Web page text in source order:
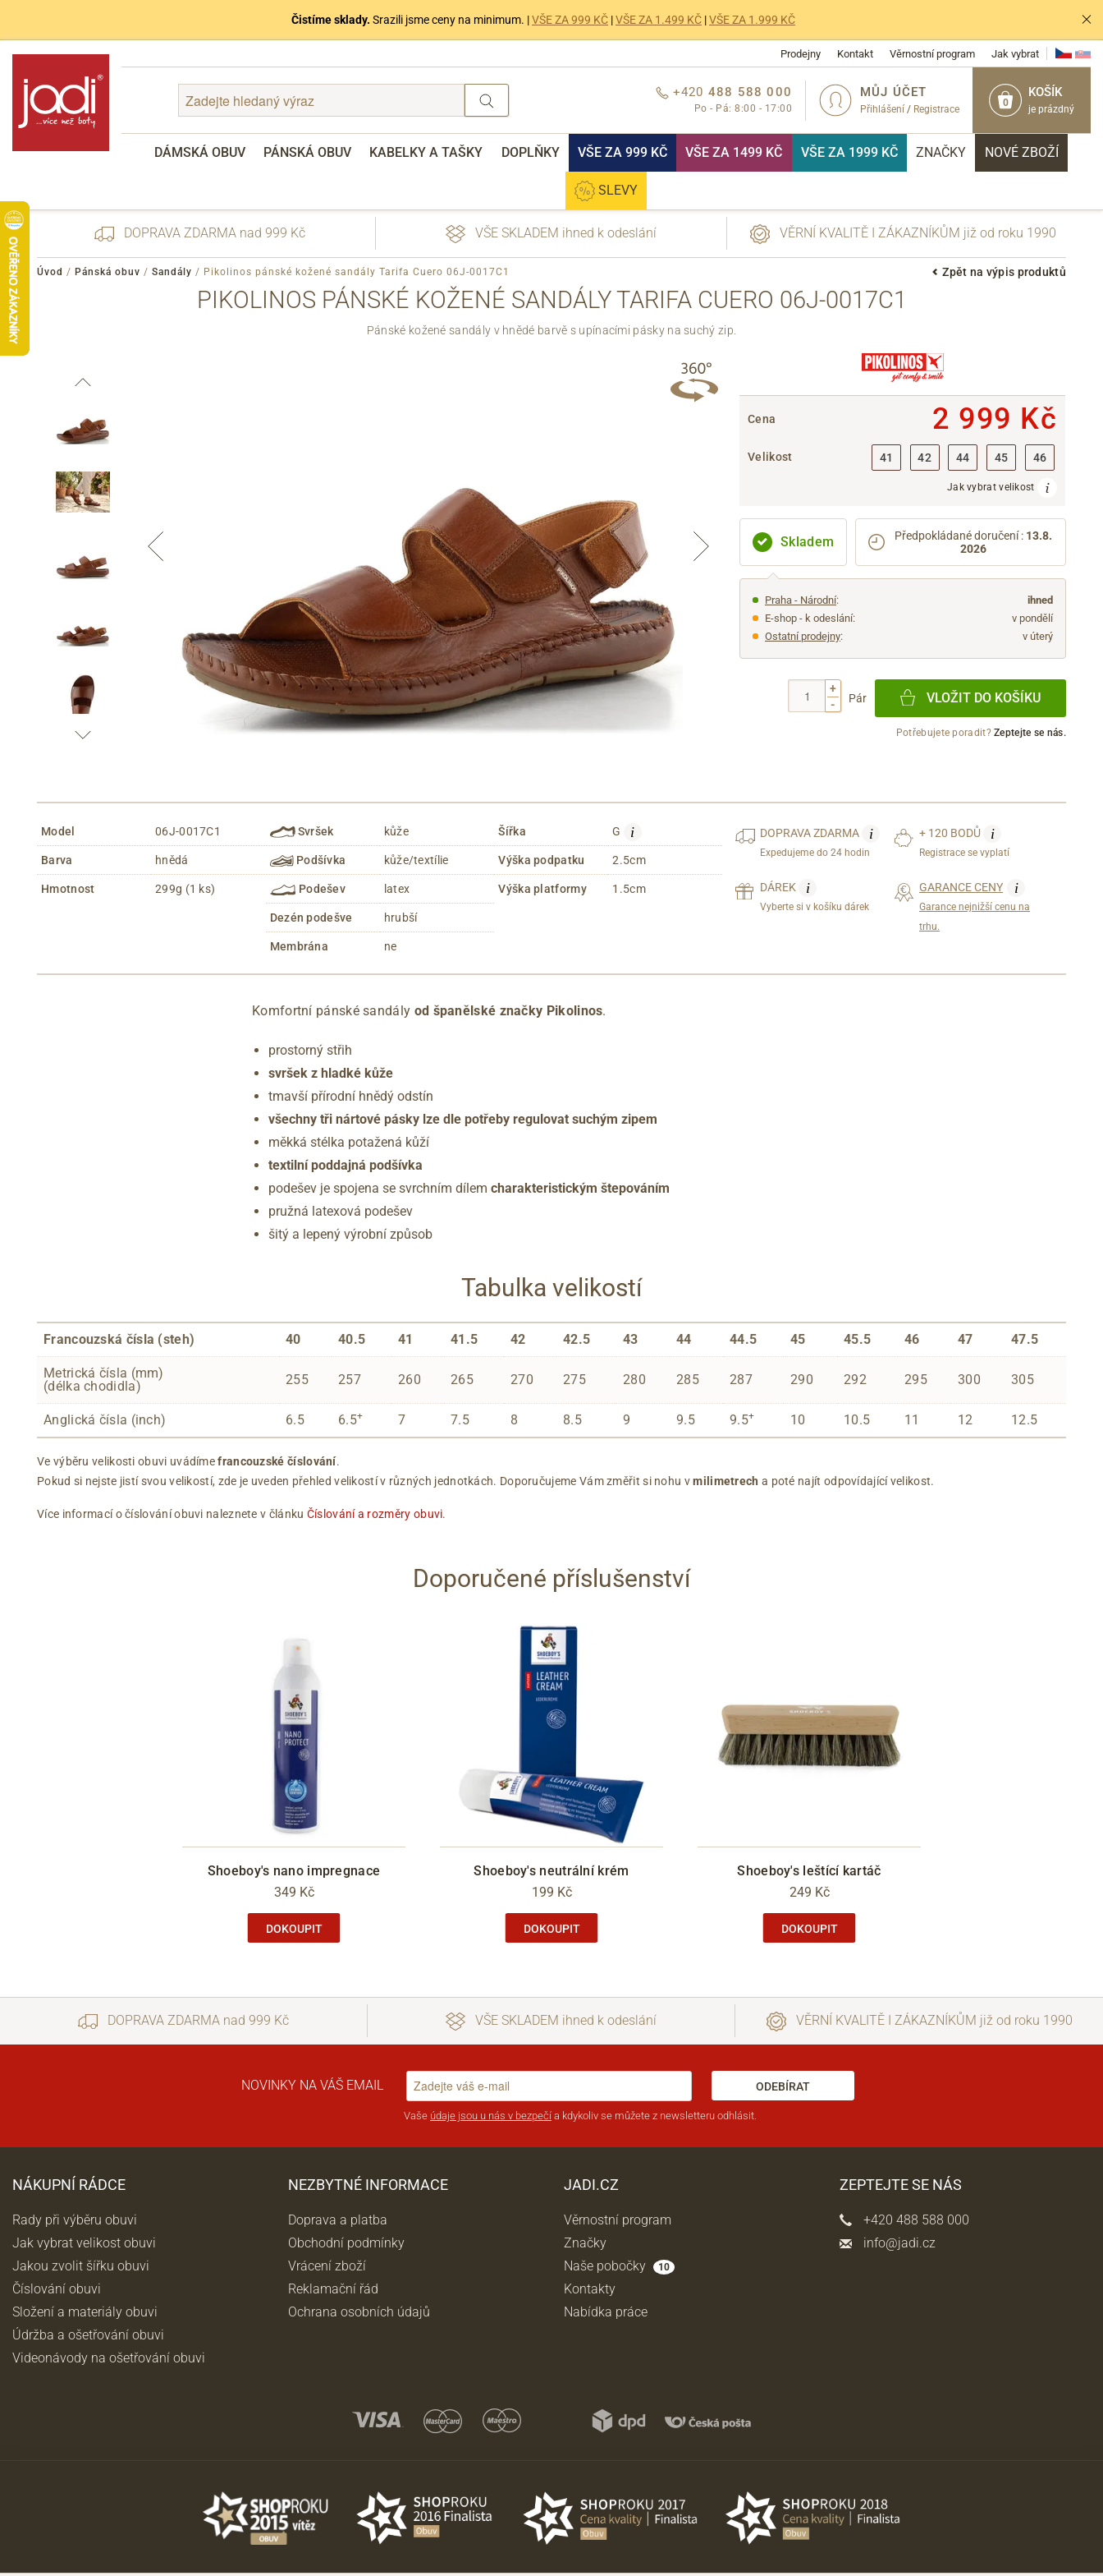
Čistíme sklady. Srazili jsme ceny na minimum. |VŠE ZA 999 KČ |VŠE ZA 1.499 KČ |VŠE ZA 1.999 KČ
Prodejny Kontakt Věrnostní program Jak vybrat
0
KOŠÍK
je prázdný
MŮJ ÚČET
Přihlášení / Registrace
+420 488 588 000
Po - Pá: 8:00 - 17:00
DÁMSKÁ OBUV PÁNSKÁ OBUV KABELKY A TAŠKY DOPLŇKY VŠE ZA 999 KČ VŠE ZA 1499 KČ VŠE ZA 1999 KČ ZNAČKY NOVÉ ZBOŽÍ
SLEVY
Zapomenuté heslo
Přes Google
Informace o
DOPRAVA ZDARMA nad 999 Kč VŠE SKLADEM ihned k odeslání VĚRNÍ KVALITĚ I ZÁKAZNÍKŮM již od roku 1990
Zpět na výpis produktů
Úvod / Pánská obuv / Sandály / Pikolinos pánské kožené sandály Tarifa Cuero 06J-0017C1
PIKOLINOS PÁNSKÉ KOŽENÉ SANDÁLY TARIFA CUERO 06J-0017C1
Pánské kožené sandály v hnědé barvě s upínacími pásky na suchý zip.
Cena 2 999 Kč
Velikost 41 42 44 45 46
Jak vybrat velikost
Skladem Předpokládané doručení : 13.8.
2026
Praha - Národní:
ihned
E-shop - k odeslání:
v pondělí
Ostatní prodejny: v úterý
+
-
Pár VLOŽIT DO KOŠÍKU
Potřebujete poradit?Zeptejte se nás.
Model 06J-0017C1
Barva hnědá
Hmotnost 299g (1 ks)
Svršek kůže
Podšívka kůže/textílie
Podešev latex
Dezén podešve hrubší
Membrána ne
Šířka G i
Výška podpatku 2.5cm
Výška platformy 1.5cm
DOPRAVAZDARMA i
Expedujeme do 24 hodin
+ 120 BODŮ i
Registrace se vyplatí
DÁREK i
Vyberte si v košíku dárek
GARANCE CENY i
Garance nejnižší cenu na
trhu.
Komfortní pánské sandály od španělské značky Pikolinos.
prostorný střih
svršek z hladké kůže
tmavší přírodní hnědý odstín
všechny tři nártové pásky lze dle potřeby regulovat suchým zipem
měkká stélka potažená kůží
textilní poddajná podšívka
podešev je spojena se svrchním dílem charakteristickým štepováním
pružná latexová podešev
šitý a lepený výrobní způsob
Tabulka velikostí
Francouzská čísla (steh) 40 40.5 41 41.5 42 42.5 43 44 44.5 45 45.5 46 47 47.5
Metrická čísla (mm)
(délka chodidla)
255 257 260 265 270 275 280 285 287 290 292 295 300 305
Anglická čísla (inch) 6.5 6.5+ 7 7.5 8 8.5 9 9.5 9.5+ 10 10.5 11 12 12.5
Ve výběru velikosti obuvi uvádímefrancouzské číslování.
Pokud si nejste jistí svou velikostí, zde je uveden přehled velikostí v různých jednotkách. Doporučujeme Vám změřit si nohu vmilimetrech a poté najít odpovídající velikost.
Více informací o číslování obuvi naleznete v článku Číslování a rozměry obuvi.
Doporučené příslušenství
Shoeboy's nano impregnace
349 Kč
DOKOUPIT
Shoeboy's neutrální krém
199 Kč
DOKOUPIT
Shoeboy's leštící kartáč
249 Kč
DOKOUPIT
DOPRAVA ZDARMA nad 999 Kč VŠE SKLADEM ihned k odeslání VĚRNÍ KVALITĚ I ZÁKAZNÍKŮM již od roku 1990
NOVINKY NA VÁŠ EMAIL ODEBÍRAT
Vaše údaje jsou u nás v bezpečí a kdykoliv se můžete z newsletteru odhlásit.
NÁKUPNÍ RÁDCE
Rady při výběru obuvi
Jak vybrat velikost obuvi
Jakou zvolit šířku obuvi
Číslování obuvi
Složení a materiály obuvi
Údržba a ošetřování obuvi
Videonávody na ošetřování obuvi
NEZBYTNÉ INFORMACE
Doprava a platba
Obchodní podmínky
Vrácení zboží
Reklamační řád
Ochrana osobních údajů
JADI.CZ
Věrnostní program
Značky
Naše pobočky
10
Kontakty
Nabídka práce
ZEPTEJTE SE NÁS
+420 488 588 000
info@jadi.cz